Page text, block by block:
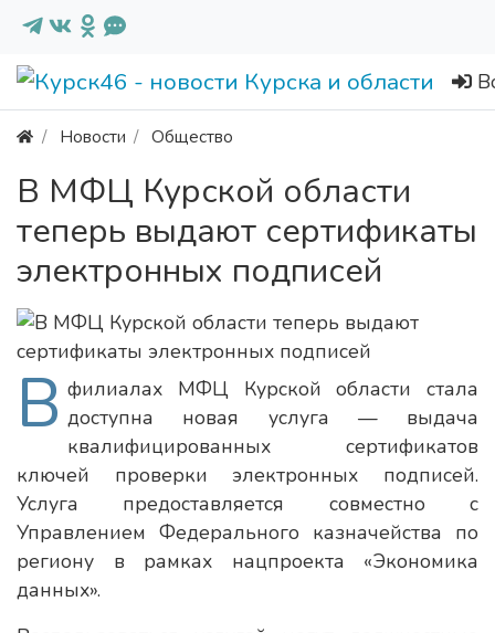
Новости Общество
В МФЦ Курской области
теперь выдают сертификаты
электронных подписей
В филиалах МФЦ Курской области стала
доступна новая услуга — выдача
квалифицированных сертификатов
ключей проверки электронных подписей.
Услуга предоставляется совместно с
Управлением Федерального казначейства по
региону в рамках нацпроекта «Экономика
данных».